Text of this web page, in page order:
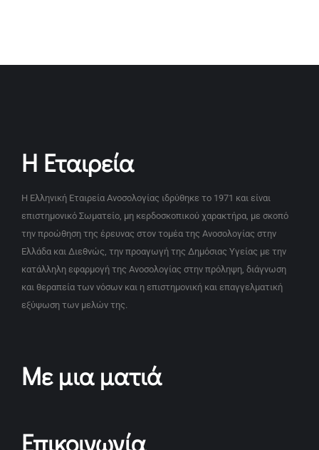
Η Εταιρεία
Η Ελληνική Εταιρεία Ανοσολογίας ιδρύθηκε το 1971 και είναι
επιστημονικό Σωματείο, μη κερδοσκοπικού χαρακτήρα, με σκοπό
την προώθηση της έρευνας στον τομέα της Ανοσολογίας στην
Ελλάδα και Διεθνώς, την προαγωγή της Δημόσιας Υγείας με την
κατάλληλη εφαρμογή της Ανοσολογίας στην πρόληψη, διάγνωση
και θεραπεία των νόσων και η επιστημονική και επαγγελματική
εξύψωση των μελών της.
Με μια ματιά
Επικοινωνία